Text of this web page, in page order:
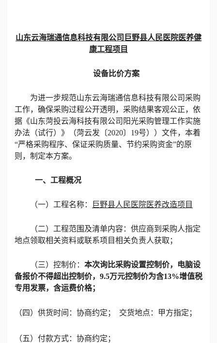
山东云海瑞通信息科技有限公司巨野县人民医院医养健
康工程项目
设备比价方案
为进一步规范山东云海瑞通信息科技有限公司 采购
工作，确保采购过程公开透明，采购结果客观公正，依
据 《山东菏投云海科技有限公司阳光采购管理工作实施
办法（试行）》（菏云发〔2020〕19号）） 文件，本着
“严格采购程序、保证采购质量、节约采购资金”的原
则，制定本方案。
一、 工程概况
（一） 工程名称： 巨野县人民医院医养改造项目
（二） 工程范围及清单内容：供应商到采购人指定
地点领取相关资料或联系项目相关负责人获取；
（三）控制价： 本次询比采购设置控制价，
电脑设
备报价不得超出控制价， 9.5万元控制价为含13%增值税
专用发票， 含运费价格；
（四） 供货时间：协商约定； 交货地点：甲方指定；
（五）付款方式：协商约定；